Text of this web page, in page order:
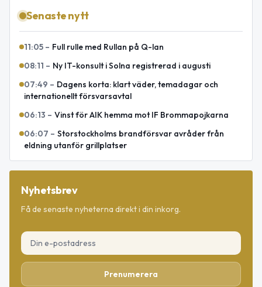
Senaste nytt
11:05 – Full rulle med Rullan på Q-lan
08:11 – Ny IT-konsult i Solna registrerad i augusti
07:49 – Dagens korta: klart väder, temadagar och
internationellt försvarsavtal
06:13 – Vinst för AIK hemma mot IF Brommapojkarna
06:07 – Storstockholms brandförsvar avråder från
eldning utanför grillplatser
Nyhetsbrev
Få de senaste nyheterna direkt i din inkorg.
Prenumerera